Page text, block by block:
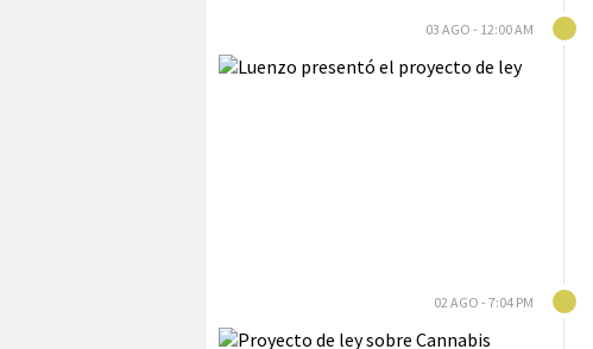
03 AGO - 12:00 AM
02 AGO - 7:04 PM